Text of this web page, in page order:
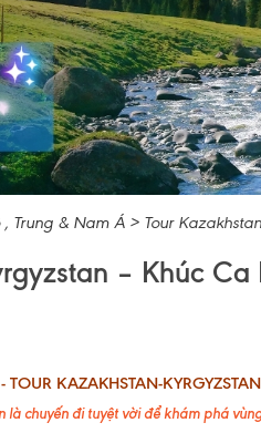
Trung & Nam Á > Tour
– Khúc Ca
KAZAKHSTAN-KYRGYZSTAN
là chuyến đi tuyệt vời để khám phá